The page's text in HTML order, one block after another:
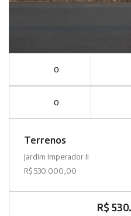
0
0
Terrenos
Jardim Imperador II
R$ 530.000,00
R$